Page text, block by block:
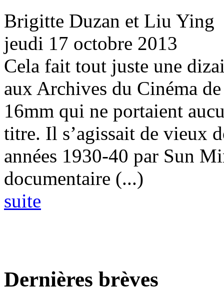
Brigitte Duzan et Liu Ying
jeudi 17 octobre 2013
Cela fait tout juste une
aux Archives du Cinéma
16mm qui ne portaient
titre. Il s’agissait de vieux
années 1930-40 par Sun
documentaire (...)
suite
Dernières brèves